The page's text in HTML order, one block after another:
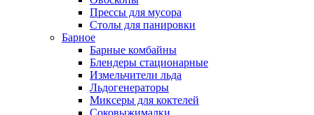
Прессы для мусора
Столы для панировки
Барное
Барные комбайны
Блендеры стационарные
Измельчители льда
Льдогенераторы
Миксеры для коктелей
Соковыжималки